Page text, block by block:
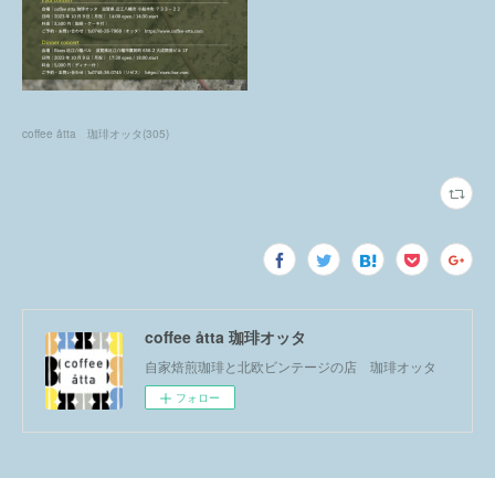
coffee åtta 珈琲オッタ (305)
coffee åtta 珈琲オッタ
自家焙煎珈琲と北欧ビンテージの店 珈琲オッタ
フォロー